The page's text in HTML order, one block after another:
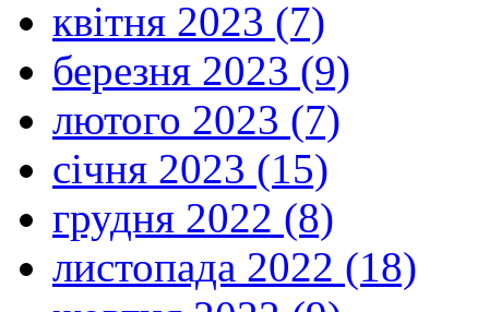
квітня 2023 (7)
березня 2023 (9)
лютого 2023 (7)
січня 2023 (15)
грудня 2022 (8)
листопада 2022 (18)